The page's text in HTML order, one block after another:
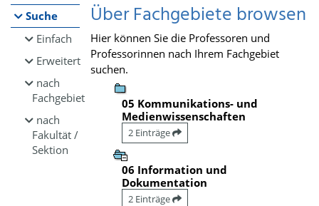
Suche
Einfach
Erweitert
nach
Fachgebiet
nach
Fakultät /
Sektion
Über Fachgebiete browsen
Hier können Sie die Professoren und
Professorinnen nach Ihrem Fachgebiet
suchen.
05 Kommunikations- und
Medienwissenschaften
2 Einträge
06 Information und
Dokumentation
2 Einträge